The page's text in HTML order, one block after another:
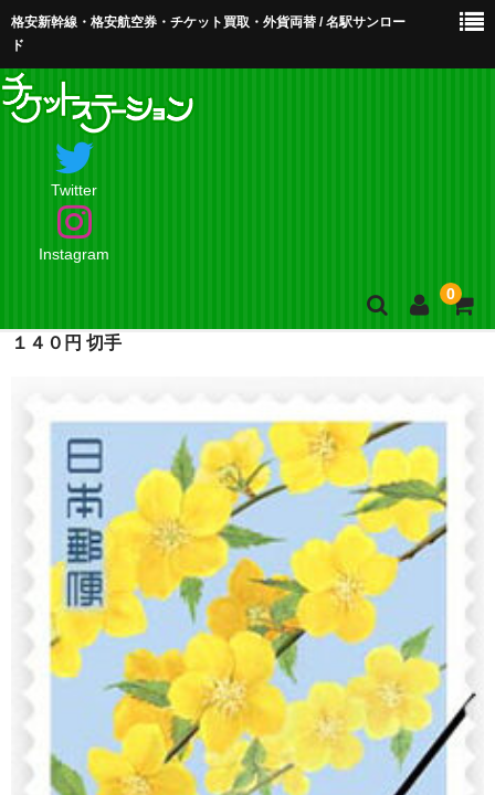
格安新幹線・格安航空券・チケット買取・外貨両替 / 名駅サンロー
ド
Twitter
Instagram
0
買取・買取査定
買取 金・プラチナ
外貨両替
【販売】新幹線
【販売】JR・名鉄・近鉄
【販売】切手・レターパック 等
【販売】図書カード・クオカード
【販売】商品券・食品券・その他
１４０円 切手